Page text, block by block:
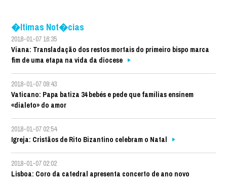
�ltimas Not�cias
2018-01-07 16:35
Viana: Transladação dos restos mortais do primeiro bispo marca
fim de uma etapa na vida da diocese
2018-01-07 09:43
Vaticano: Papa batiza 34 bebés e pede que famílias ensinem
«dialeto» do amor
2018-01-07 02:54
Igreja: Cristãos de Rito Bizantino celebram o Natal
2018-01-07 02:02
Lisboa: Coro da catedral apresenta concerto de ano novo